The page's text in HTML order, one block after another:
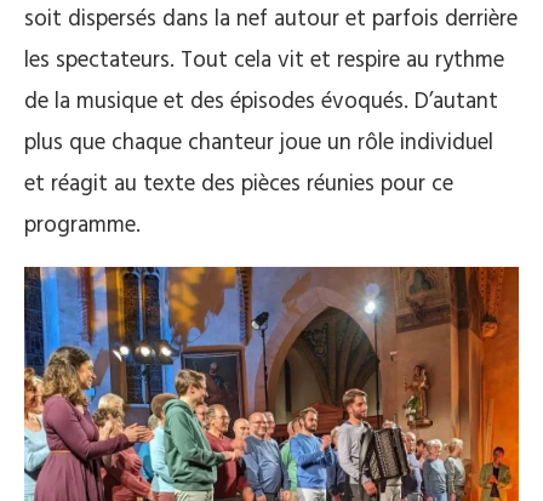
soit dispersés dans la nef autour et parfois derrière
les spectateurs. Tout cela vit et respire au rythme
de la musique et des épisodes évoqués. D’autant
plus que chaque chanteur joue un rôle individuel
et réagit au texte des pièces réunies pour ce
programme.